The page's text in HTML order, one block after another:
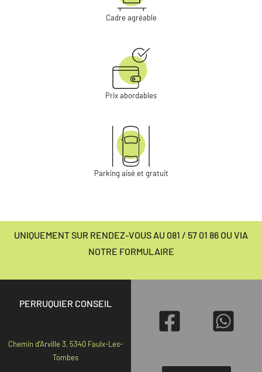
Cadre agréable
Prix abordables
Parking aisé et gratuit
UNIQUEMENT SUR RENDEZ-VOUS AU 081 / 57 01 86 OU VIA
NOTRE FORMULAIRE
PERRUQUIER CONSEIL
Chemin d’Arville 3, 5340 Faulx-Les-
Tombes